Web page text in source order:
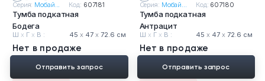
Серия: Мобай... Код: 607181
Тумба подкатная
Бодега
Ш х Г х В : 45 х47 х72.6 см
Нет в продаже
Отправить запрос
Серия: Мобай... Код: 607180
Тумба подкатная
Антрацит
Ш х Г х В : 45 х 47 х 72.6 см
Нет в продаже
Отправить запрос